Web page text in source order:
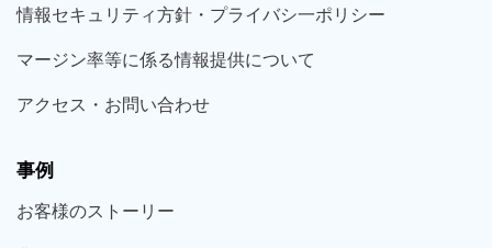
情報セキュリティ方針・プライバシ一ポリシー
マージン率等に係る情報提供について
アクセス・お問い合わせ
事例
お客様のストーリー